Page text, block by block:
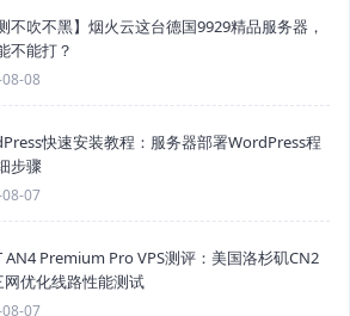
不吹不黑】烟火云这台德国9929精品服务器，
不能打？
08
快速安装教程：服务器部署WordPress程
步骤
07
AN4 Premium Pro VPS测评：美国洛杉矶CN2
网优化线路性能测试
07